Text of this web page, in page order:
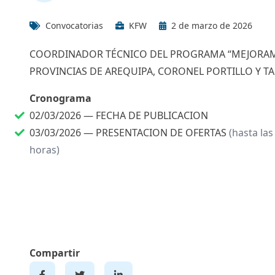
Convocatorias KFW 2 de marzo de 2026
COORDINADOR TÉCNICO DEL PROGRAMA
PROVINCIAS DE AREQUIPA, CORONEL PORTILLO Y
Cronograma
02/03/2026 — FECHA DE PUBLICACION
03/03/2026 — PRESENTACION DE OFERTAS (hasta
horas)
Compartir